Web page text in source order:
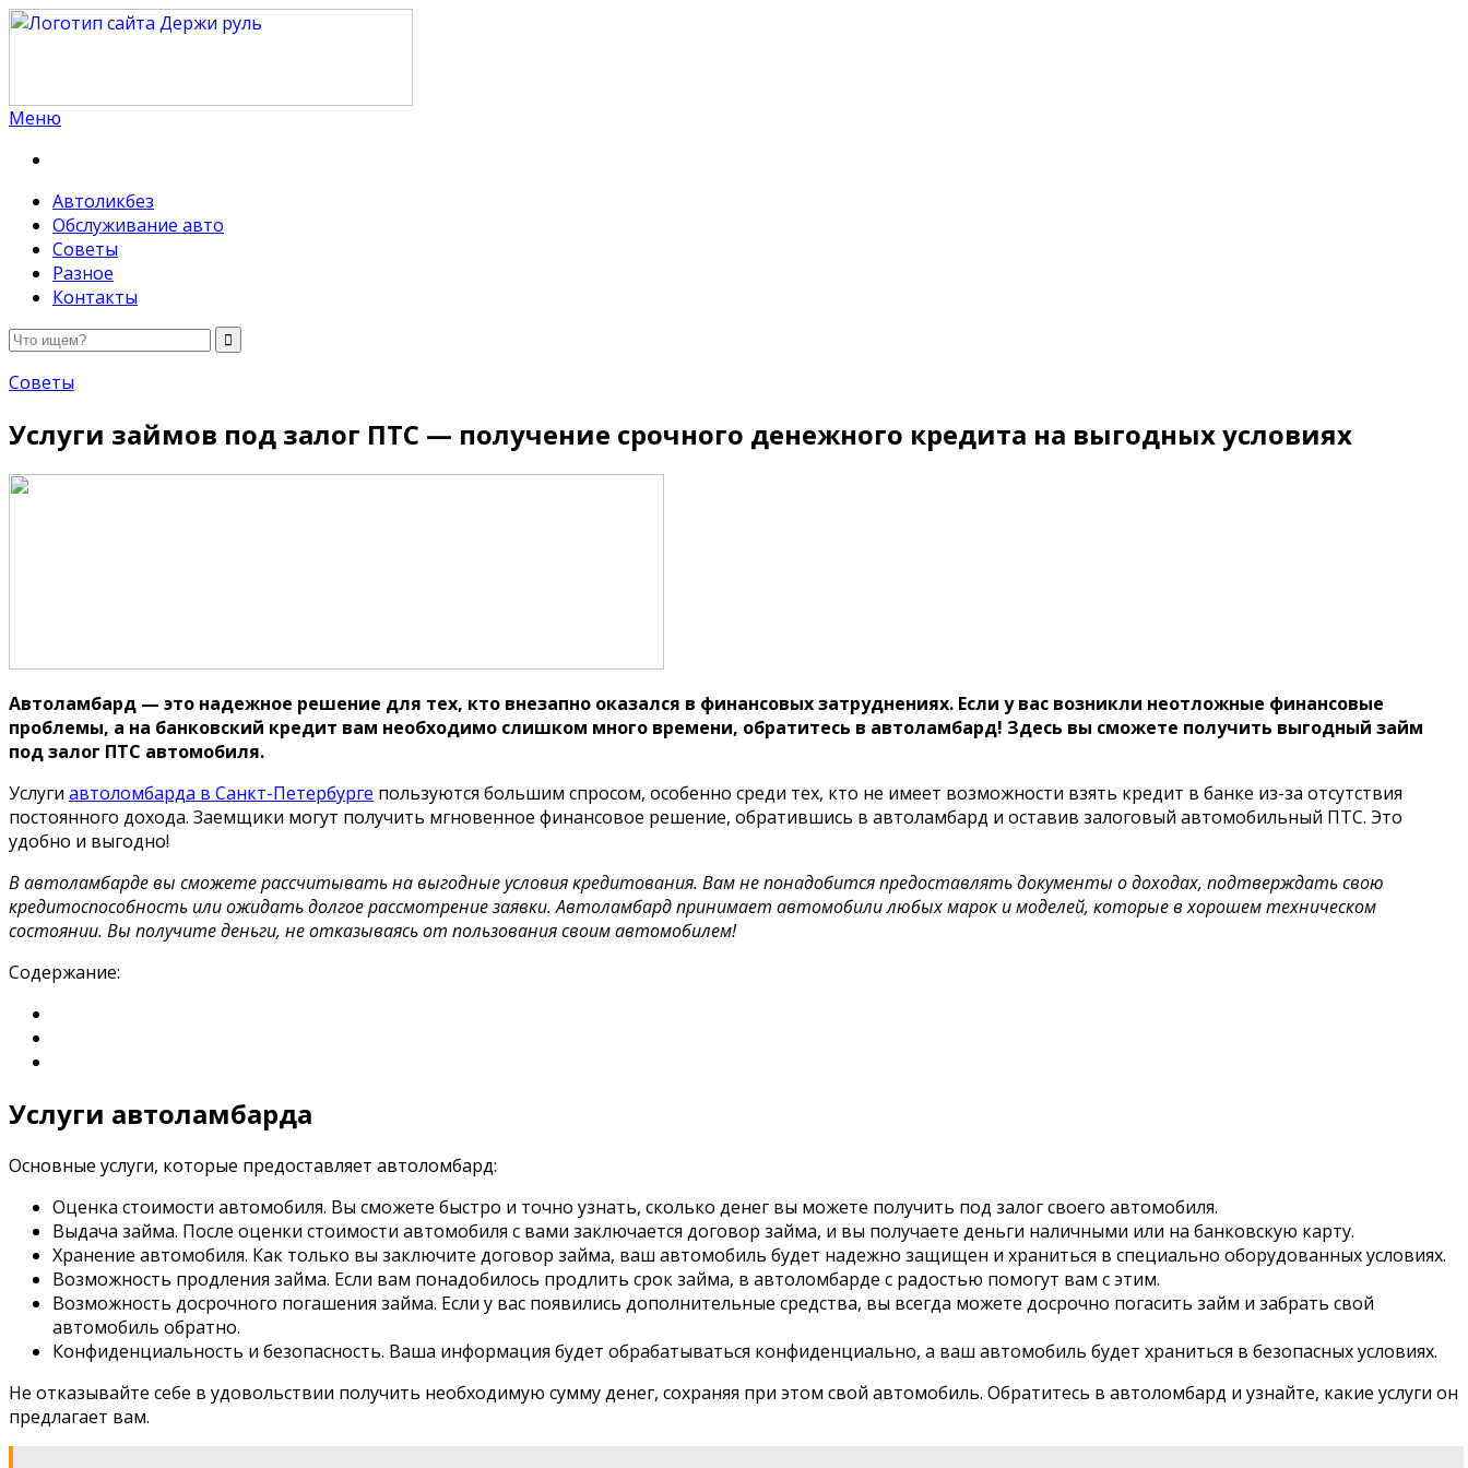
Меню
Автоликбез
Обслуживание авто
Советы
Разное
Контакты
Советы
Услуги займов под залог ПТС — получение срочного денежного кредита на выгодных условиях
Автоламбард — это надежное решение для тех, кто внезапно оказался в финансовых затруднениях. Если у вас возникли неотложные финансовые
проблемы, а на банковский кредит вам необходимо слишком много времени, обратитесь в автоламбард! Здесь вы сможете получить выгодный займ
под залог ПТС автомобиля.
Услуги автоломбарда в Санкт-Петербурге пользуются большим спросом, особенно среди тех, кто не имеет возможности взять кредит в банке из-за отсутствия
постоянного дохода. Заемщики могут получить мгновенное финансовое решение, обратившись в автоламбард и оставив залоговый автомобильный ПТС. Это
удобно и выгодно!
В автоламбарде вы сможете рассчитывать на выгодные условия кредитования. Вам не понадобится предоставлять документы о доходах, подтверждать свою
кредитоспособность или ожидать долгое рассмотрение заявки. Автоламбард принимает автомобили любых марок и моделей, которые в хорошем техническом
состоянии. Вы получите деньги, не отказываясь от пользования своим автомобилем!
Содержание:
Услуги автоламбарда
Основные услуги, которые предоставляет автоломбард:
Оценка стоимости автомобиля. Вы сможете быстро и точно узнать, сколько денег вы можете получить под залог своего автомобиля.
Выдача займа. После оценки стоимости автомобиля с вами заключается договор займа, и вы получаете деньги наличными или на банковскую карту.
Хранение автомобиля. Как только вы заключите договор займа, ваш автомобиль будет надежно защищен и храниться в специально оборудованных условиях.
Возможность продления займа. Если вам понадобилось продлить срок займа, в автоломбарде с радостью помогут вам с этим.
Возможность досрочного погашения займа. Если у вас появились дополнительные средства, вы всегда можете досрочно погасить займ и забрать свой
автомобиль обратно.
Конфиденциальность и безопасность. Ваша информация будет обрабатываться конфиденциально, а ваш автомобиль будет храниться в безопасных условиях.
Не отказывайте себе в удовольствии получить необходимую сумму денег, сохраняя при этом свой автомобиль. Обратитесь в автоломбард и узнайте, какие услуги он
предлагает вам.